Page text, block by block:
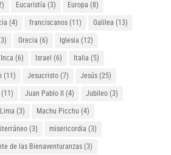
Eucaristía (3) Europa (8)
(4) franciscanos(11) Galilea (13)
Grecia (6) Iglesia (12)
Inca (6) Israel (6) Italia (5)
(11) Jesucristo(7) Jesús(25)
(11) Juan Pablo II (4) Jubileo(3)
Lima (3) Machu Picchu (4)
(3) misericordia (3)
de las Bienaventuranzas(3)